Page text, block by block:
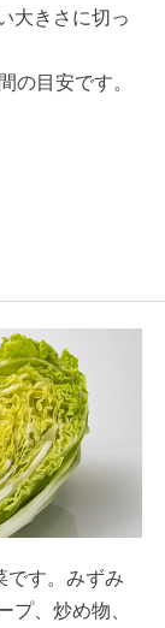
大きさに切っ
の目安です。
です。みずみ
プ、炒め物、